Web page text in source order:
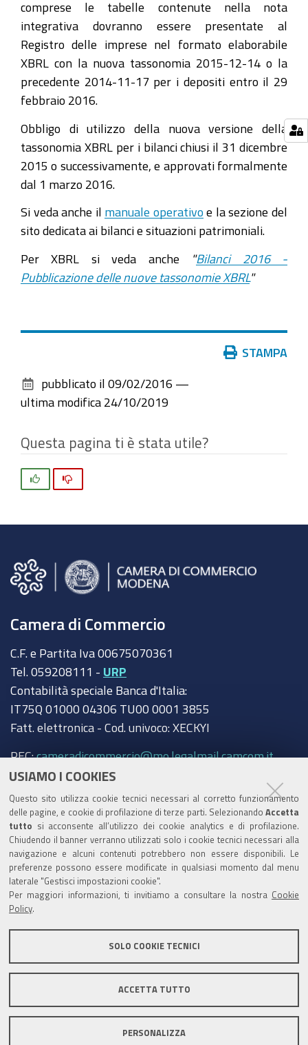
USIAMO I COOKIES
Questo sito utilizza cookie tecnici necessari al corretto funzionamento
delle pagine, e cookie di profilazione di terze parti. Selezionando Accetta
tutto si acconsente all’utilizzo dei cookie analytics e di profilazione.
Chiudendo il banner verranno utilizzati solo i cookie tecnici necessari alla
navigazione e alcuni contenuti potrebbero non essere disponibili. Le
preferenze possono essere modificate in qualsiasi momento dal menu
laterale "Gestisci impostazioni cookie".
Per maggiori informazioni, ti invitiamo a consultare la nostra Cookie
Policy
SOLO COOKIE TECNICI
ACCETTA TUTTO
PERSONALIZZA
comprese le tabelle contenute nella nota
integrativa dovranno essere presentate al
Registro delle imprese nel formato elaborabile
XBRL con la nuova tassonomia 2015-12-14 o la
precedente 2014-11-17 per i depositi entro il 29
febbraio 2016.
Obbligo di utilizzo della nuova versione della
tassonomia XBRL per i bilanci chiusi il 31 dicembre
2015 o successivamente, e approvati formalmente
dal 1 marzo 2016.
Si veda anche il manuale operativo e la sezione del
sito dedicata ai bilanci e situazioni patrimoniali.
Per XBRL si veda anche "Bilanci 2016 -
Pubblicazione delle nuove tassonomie XBRL "
documento
STAMPA
pubblicato il 09/02/2016 —
ultima modifica 24/10/2019
Questa pagina ti è stata utile?
Camera di Commercio
C.F. e Partita Iva 00675070361
Tel. 059208111 - URP
Contabilità speciale Banca d'Italia:
IT75Q 01000 04306 TU00 0001 3855
Fatt. elettronica - Cod. univoco: XECKYI
PEC:cameradicommercio@mo.legalmail.camcom.it
Trasparenza
Amministrazione trasparente
Albo Camerale
Pubblicità Legale
Area riservata Amministratori
Informativa generale
Informative privacy
Accessibilità
Note legali
Informativa estesa sui cookie
Social media policy